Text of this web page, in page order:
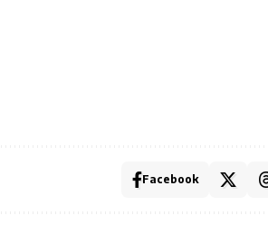
Facebook